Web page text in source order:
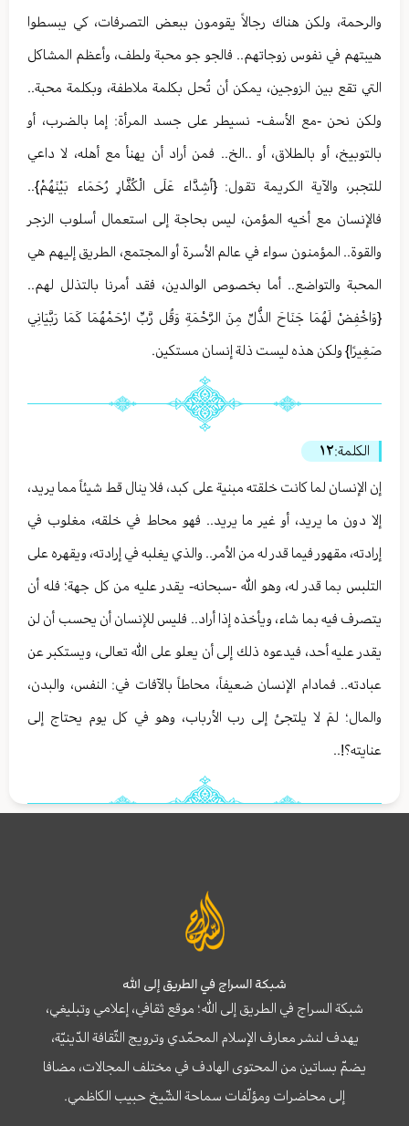
والرحمة، ولكن هناك رجالاً يقومون ببعض التصرفات، كي يبسطوا
هيبتهم في نفوس زوجاتهم.. فالجو جو محبة ولطف، وأعظم المشاكل
التي تقع بين الزوجين، يمكن أن تُحل بكلمة ملاطفة، وبكلمة محبة..
ولكن نحن -مع الأسف- نسيطر على جسد المرأة: إما بالضرب، أو
بالتوبيخ، أو بالطلاق، أو ..الخ.. فمن أراد أن يهنأ مع أهله، لا داعي
للتجبر، والآية الكريمة تقول: {أَشِدَّاء عَلَى الْكُفَّارِ رُحَمَاء بَيْنَهُمْ}..
فالإنسان مع أخيه المؤمن، ليس بحاجة إلى استعمال أسلوب الزجر
والقوة.. المؤمنون سواء في عالم الأسرة أو المجتمع، الطريق إليهم هي
المحبة والتواضع.. أما بخصوص الوالدين، فقد أمرنا بالتذلل لهم..
{وَاخْفِضْ لَهُمَا جَنَاحَ الذُّلِّ مِنَ الرَّحْمَةِ وَقُل رَّبِّ ارْحَمْهُمَا كَمَا رَبَّيَانِي
صَغِيرًا} ولكن هذه ليست ذلة إنسان مستكين.
الكلمة:١٢
إن الإنسان لما كانت خلقته مبنية على كبد، فلا ينال قط شيئاً مما يريد،
إلا دون ما يريد، أو غير ما يريد.. فهو محاط في خلقه، مغلوب في
إرادته، مقهور فيما قدر له من الأمر.. والذي يغلبه في إرادته، ويقهره على
التلبس بما قدر له، وهو الله -سبحانه- يقدر عليه من كل جهة؛ فله أن
يتصرف فيه بما شاء، ويأخذه إذا أراد.. فليس للإنسان أن يحسب أن لن
يقدر عليه أحد، فيدعوه ذلك إلى أن يعلو على الله تعالى، ويستكبر عن
عبادته.. فمادام الإنسان ضعيفاً، محاطاً بالآفات في: النفس، والبدن،
والمال؛ لمَ لا يلتجئ إلى رب الأرباب، وهو في كل يوم يحتاج إلى
عنايته؟!..
شبكة السراج في الطريق إلى الله
شبكة السراج في الطريق إلى الله؛ موقع ثقافي، إعلامي وتبليغي،
يهدف لنشر معارف الإسلام المحمّدي وترويج الثّقافة الدّينيّة،
يضمّ بساتين من المحتوى الهادف في مختلف المجالات، مضافا
إلى محاضرات ومؤلّفات سماحة الشّيخ حبيب الكاظمي.